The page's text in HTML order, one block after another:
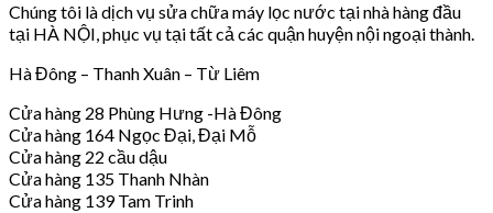
Chúng tôi là dịch vụ sửa chữa máy lọc nước tại nhà hàng đầu
tại HÀ NỘI, phục vụ tại tất cả các quận huyện nội ngoại thành.
Hà Đông – Thanh Xuân – Từ Liêm
Cửa hàng 28 Phùng Hưng -Hà Đông
Cửa hàng 164 Ngọc Đại, Đại Mỗ
Cửa hàng 22 cầu dậu
Cửa hàng 135 Thanh Nhàn
Cửa hàng 139 Tam Trinh